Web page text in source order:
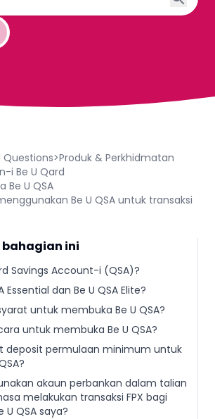
Questions>Produk & Perkhidmatan
i Be U Qard
Be U QSA
Be U QSA untuk transaksi
ini
Savings Account-i (QSA)?
Essential dan Be U QSA Elite?
untuk membuka Be U QSA?
untuk membuka Be U QSA?
deposit permulaan minimum untuk
akaun perbankan dalam talian
melakukan transaksi FPX bagi
QSA saya?